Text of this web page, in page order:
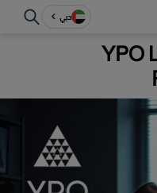
دبي
YPO